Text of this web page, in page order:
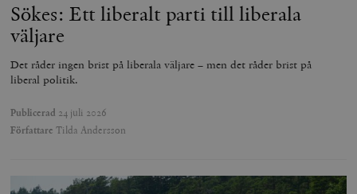
Sökes: Ett liberalt parti till liberala
väljare
Det råder ingen brist på liberala väljare – men det råder brist på
liberal politik.
Publicerad 24 juli 2026
Författare Tilda Andersson